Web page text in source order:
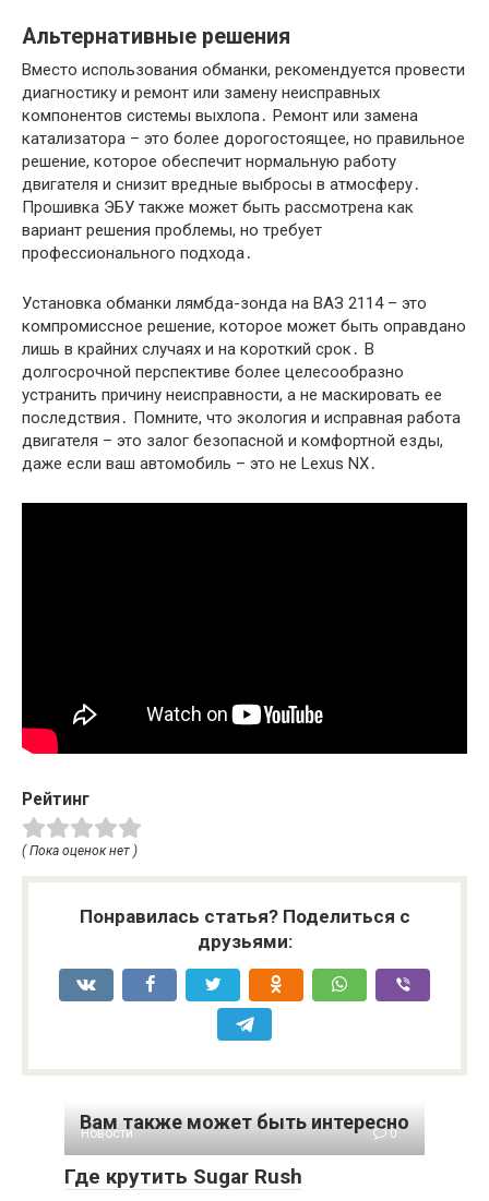
Альтернативные решения
Вместо использования обманки, рекомендуется провести
диагностику и ремонт или замену неисправных
компонентов системы выхлопа․ Ремонт или замена
катализатора – это более дорогостоящее, но правильное
решение, которое обеспечит нормальную работу
двигателя и снизит вредные выбросы в атмосферу․
Прошивка ЭБУ также может быть рассмотрена как
вариант решения проблемы, но требует
профессионального подхода․
Установка обманки лямбда-зонда на ВАЗ 2114 – это
компромиссное решение, которое может быть оправдано
лишь в крайних случаях и на короткий срок․ В
долгосрочной перспективе более целесообразно
устранить причину неисправности, а не маскировать ее
последствия․ Помните, что экология и исправная работа
двигателя – это залог безопасной и комфортной езды,
даже если ваш автомобиль – это не Lexus NX․
Рейтинг
( Пока оценок нет )
Понравилась статья? Поделиться с
друзьями:
Вам также может быть интересно
Новости 0
Где крутить Sugar Rush